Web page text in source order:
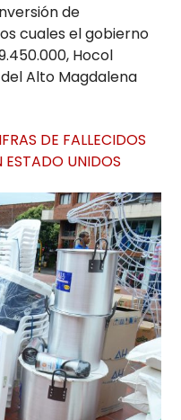
de
cuales el gobierno
Hocol
Alto Magdalena
DE FALLECIDOS
ESTADO UNIDOS